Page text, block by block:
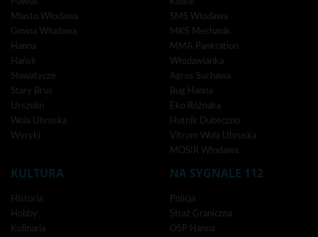
Miasto Włodawa
Gmina Włodawa
Hanna
Hańsk
Sławatycze
Stary Brus
Urszulin
Wola Uhruska
Wyryki
SMS Włodawa
MKS Mechanik
MMA Pankration
Włodawianka
Agros Suchawa
Bug Hanna
Eko Różnaka
Hutnik Dubeczno
Vitrum Wola Uhruska
MOSIR Włodawa
KULTURA
Historia
Hobby
Kulinaria
NA SYGNALE 112
Policja
Straż Graniczna
OSP Hanna